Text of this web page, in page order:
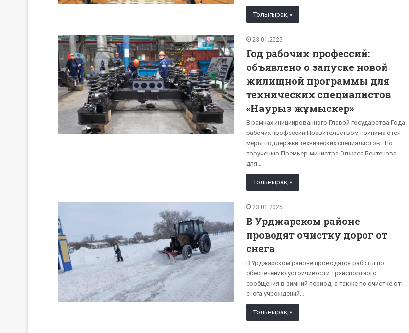
Толығырақ »
23.01.2025
Год рабочих профессий:
объявлено о запуске новой
жилищной программы для
технических специалистов
«Наурыз жұмыскер»
В рамках инициированного Главой государства Года
рабочих профессий Правительством принимаются
меры поддержки технических специалистов. По
поручению Премьер-министра Олжаса Бектенова
для…
Толығырақ »
23.01.2025
В Урджарском районе
проводят очистку дорог от
снега
В Урджарском районе проводятся работы по
обеспечению устойчивости транспортного
сообщения в зимний период, а также по очистке от
снега учреждений…
Толығырақ »